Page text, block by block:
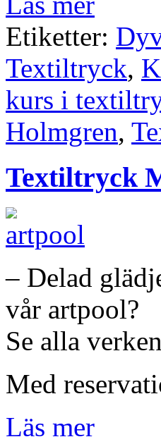
Etiketter:
Textiltryck,
kurs i
Holmgren,
Textiltryck
– Delad
vår artpool?
Se alla
Med
Läs mer